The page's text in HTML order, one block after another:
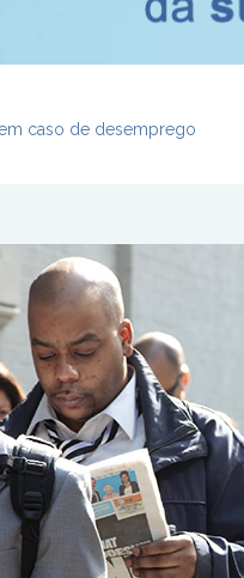
caso de desemprego